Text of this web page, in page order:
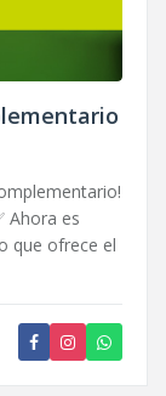
Ahora es
que ofrece el